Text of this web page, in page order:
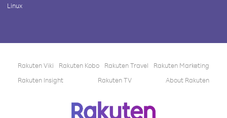
Linux
Rakuten Viki Rakuten Kobo Rakuten Travel
Rakuten Marketing
Rakuten Insight
Rakuten TV About Rakuten